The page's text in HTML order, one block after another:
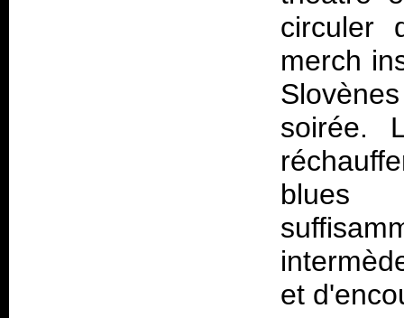
circuler
merch
soirée.
blues
et